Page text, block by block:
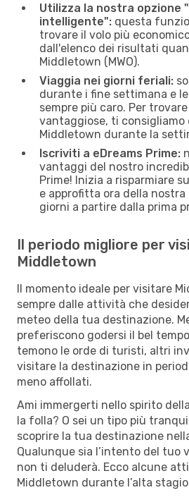
Utilizza la nostra opzione
intelligente": questa
trovare il volo più
dall'elenco dei risultati
Middletown (MWO).
Viaggia nei giorni feriali:
durante i fine settimana e
sempre più caro. Per
vantaggiose, ti consigliamo
Middletown durante la
Iscriviti a eDreams Prime:
vantaggi del nostro
Prime! Inizia a risparmiare
e approfitta ora della
giorni a partire dalla prima
Il periodo migliore per
Middletown
Il momento ideale per visitare
sempre dalle attività che
meteo della tua destinazione.
preferiscono godersi il bel
temono le orde di turisti, altri
visitare la destinazione in
meno affollati.
Ami immergerti nello spirito
la folla? O sei un tipo più
scoprire la tua destinazione
Qualunque sia l’intento del tuo
non ti deluderà. Ecco alcune
Middletown durante l’alta